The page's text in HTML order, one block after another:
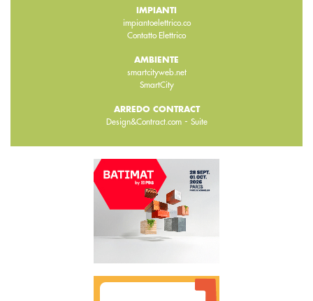
IMPIANTI
impiantoelettrico.co
Contatto Elettrico
AMBIENTE
smartcityweb.net
SmartCity
ARREDO CONTRACT
Design&Contract.com- Suite